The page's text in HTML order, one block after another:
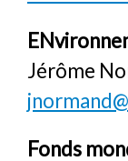
Jérôme
Fonds